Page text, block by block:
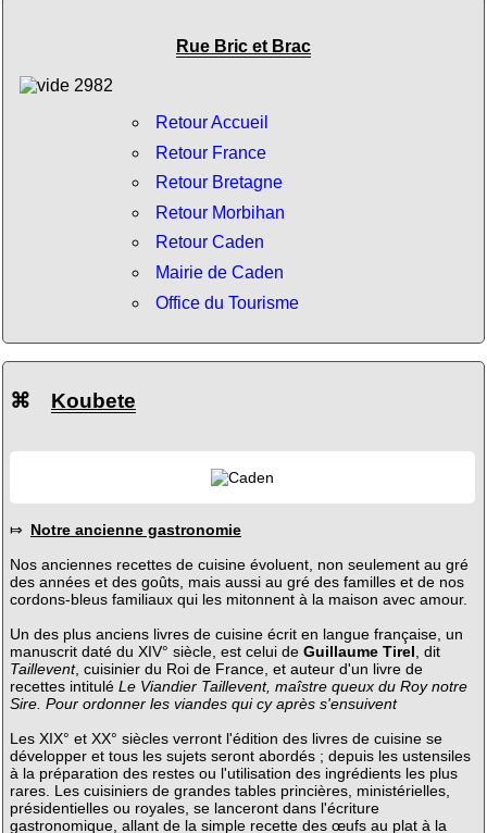
Rue Bric et Brac
Retour Accueil
Retour France
Retour Bretagne
Retour Morbihan
Retour Caden
Mairie de Caden
Office du Tourisme
⌘ Koubete
⤇ Notre ancienne gastronomie
Nos anciennes recettes de cuisine évoluent, non seulement au gré
des années et des goûts, mais aussi au gré des familles et de nos
cordons-bleus familiaux qui les mitonnent à la maison avec amour.
Un des plus anciens livres de cuisine écrit en langue française, un
manuscrit daté du XIV° siècle, est celui de Guillaume Tirel , dit
Taillevent, cuisinier du Roi de France, et auteur d'un livre de
recettes intitulé Le Viandier Taillevent, maîstre queux du Roy notre
Sire. Pour ordonner les viandes qui cy après s'ensuivent
Les XIX° et XX° siècles verront l'édition des livres de cuisine se
développer et tous les sujets seront abordés ; depuis les ustensiles
à la préparation des restes ou l'utilisation des ingrédients les plus
rares. Les cuisiniers de grandes tables princières, ministérielles,
présidentielles ou royales, se lanceront dans l'écriture
gastronomique, allant de la simple recette des œufs au plat à la